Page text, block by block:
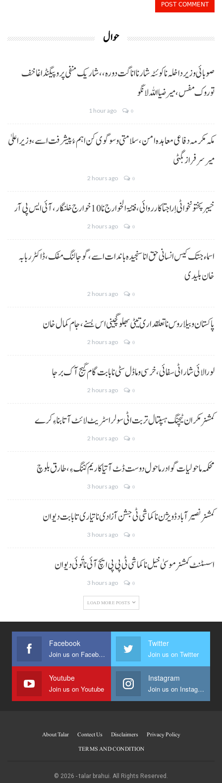
حوال
صوبائی وزیر داخلہ نا کوئٹہ شار نا اناگت دورہ،، شاریک منفی پروپیگنڈا غا خف
توروک مفس، میر ضیا اللہ لانگو
1 hour ago 0
مکہ مکرمہ دفاعی معاہدہ امن، سلامتی و سوگوی کن اہم ءُ پیشرفت اسے،وزیراعلیٰ
میر سرفراز بگٹی
2 hours ago 0
خیبر پختونخوا ٹی اِرا جتا کارروائی، فتنۃ الخوارج نا 10خوارج خلنگار،آئی ایس پی آر
2 hours ago 0
اسماء جتک کیس انسانی حق انا سنجیدہ باندات اسے، گوجالنگ مفک،ڈاکٹر ربابہ
خان بلیدی
2 hours ago 0
پاکستان و بیلاروس نا تعلقداری تیٹی بھلو گچینی اس بسنے، جام کمال خان
2 hours ago 0
لورالائی شار اٹی سفائی، خرسی و ماڈل سٹی نا بابت گام گیج آک برجا
2 hours ago 0
کمشنر مکران ٹیچنگ ہسپتال تربت اٹی سولر اسٹریٹ لائٹ آتا بناءِ کرے
2 hours ago 0
محکمہ ماحولیات گوادر ماحول دوست ڈٹ آتیا کاریم کننگ ءِ، طارق بلوچ
3 hours ago 0
کمشنر نصیر آباد ڈویژن نا کماشی ٹی جشن آزادی نا تیاری تا بابت دیوان
3 hours ago 0
اسسٹنٹ کمشنر موسیٰ خیل نا کماشی ٹی پی پی ایچ آئی نا تُوئی دیوان
3 hours ago 0
LOAD MORE POSTS
Facebook
Join us on Facebook
Twitter
Join us on Twitter
Youtube
Join us on Youtube
Instagram
Join us on Instagram
About Talar Contect Us Disclaimers
Privacy Policy
TERMS AND CONDITION
© 2026 - talar brahui. All Rights Reserved.